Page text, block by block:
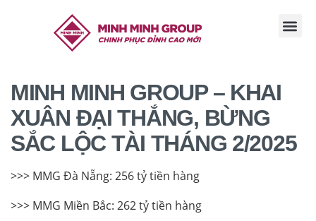
MINH MINH GROUP – KHAI
XUÂN ĐẠI THẮNG, BỪNG
SẮC LỘC TÀI THÁNG 2/2025
>>> MMG Đà Nẵng: 256 tỷ tiền hàng
>>> MMG Miền Bắc: 262 tỷ tiền hàng